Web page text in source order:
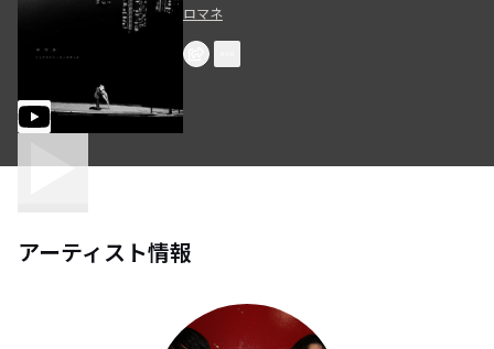
ロマネ
アーティスト情報